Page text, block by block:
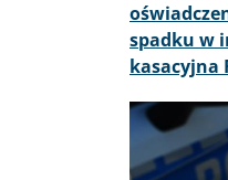
spadku w
kasacyjna
Obraz